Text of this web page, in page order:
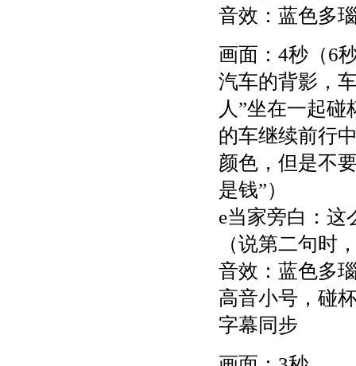
音效：蓝色多
画面：4秒（6
汽车的背影，
人”坐在一起
的车继续前行
颜色，但是不
是钱”）
e当家旁白：这
（说第二句时
音效：蓝色多
高音小号，碰
字幕同步